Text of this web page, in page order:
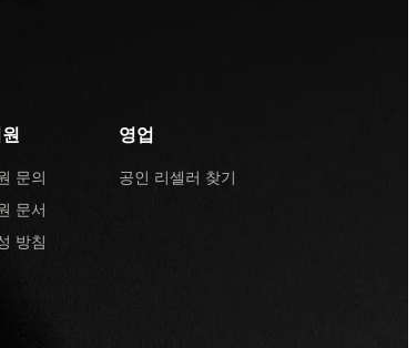
문의
문서
방침
영업
공인 리셀러 찾기